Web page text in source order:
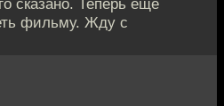
сказано. Теперь еще
фильму. Жду с